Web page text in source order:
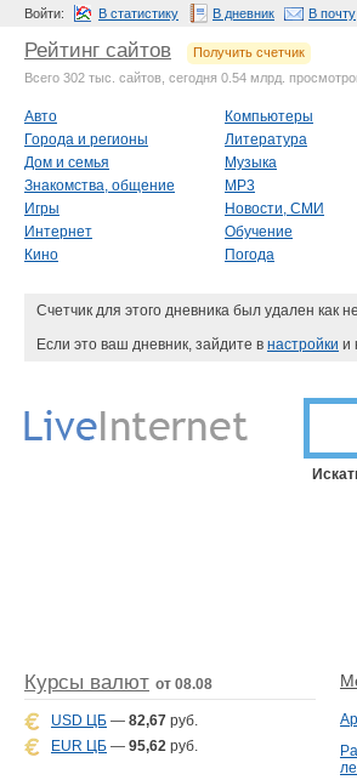
Войти: В статистику В дневник В почту
Рейтинг сайтов
Получить счетчик
Всего 302 тыс. сайтов, сегодня 0.54 млрд.
Авто
Города и регионы
Дом и семья
Знакомства, общение
Игры
Интернет
Кино
Компьютеры
Литература
Музыка
MP3
Новости, СМИ
Обучение
Погода
Счетчик для этого дневника был удален как
Если это ваш дневник, зайдите в настройки и
Курсы валют от 08.08
USD ЦБ — 82,67 руб.
EUR ЦБ — 95,62 руб.